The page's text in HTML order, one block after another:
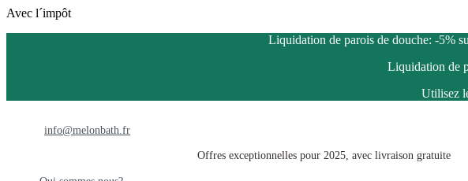
Avec l´impôt
Liquidation de parois de douche: -5%
Liquidation de
Utilisez
info@melonbath.fr
Offres exceptionnelles pour 2025, avec livraison gratuite